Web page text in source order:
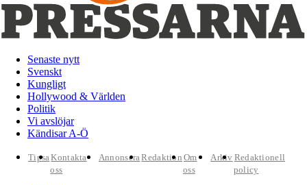
Senaste nytt
Svenskt
Kungligt
Hollywood & Världen
Politik
Vi avslöjar
Kändisar A-Ö
TipsaKontakta
oss
AnnonseraRedaktion Om
oss
Arkiv Redaktionell
policy